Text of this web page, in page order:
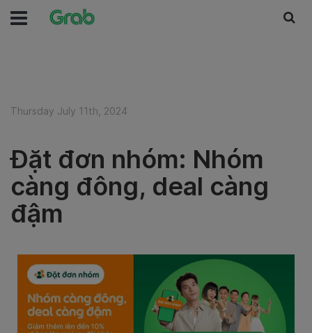
Thursday July 11th, 2024
Đặt đơn nhóm: Nhóm
càng đông, deal càng
đậm